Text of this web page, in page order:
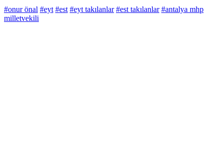
#onur önal #eyt #est #eyt takılanlar #est takılanlar #antalya mhp
milletvekili